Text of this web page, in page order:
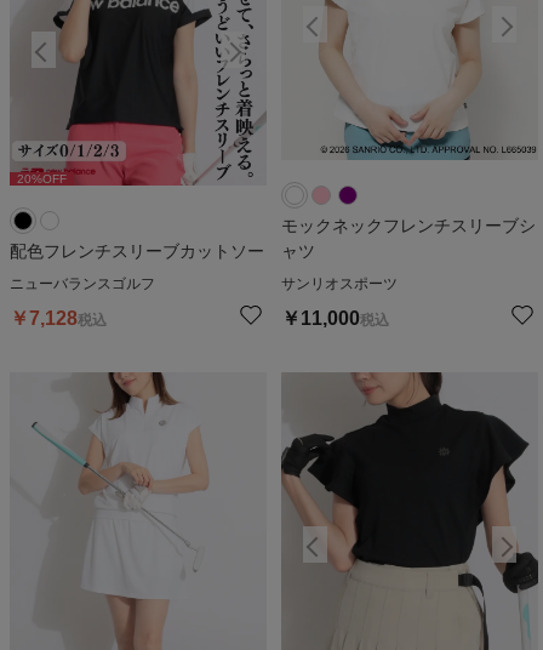
20%OFF %OFF
配色フレンチスリーブカットソー
ニューバランスゴルフ
￥7,128税込
モックネックフレンチスリーブシ
ャツ
サンリオスポーツ
￥ 11,000税込